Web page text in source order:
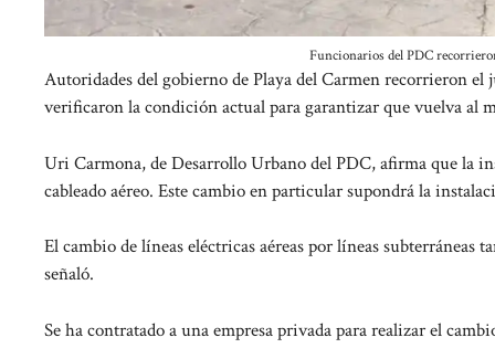
Funcionarios del PDC
Autoridades del gobierno de Playa del Carmen recorrieron
verificaron la condición actual para garantizar que vuelva al
Uri Carmona, de Desarrollo Urbano del PDC, afirma que la
cableado aéreo. Este cambio en particular supondrá la
El cambio de líneas eléctricas aéreas por líneas
señaló.
Se ha contratado a una empresa privada para realizar el